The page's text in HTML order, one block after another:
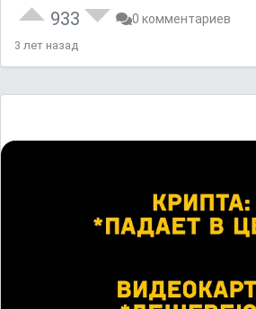
933 0 комментариев
3 лет назад